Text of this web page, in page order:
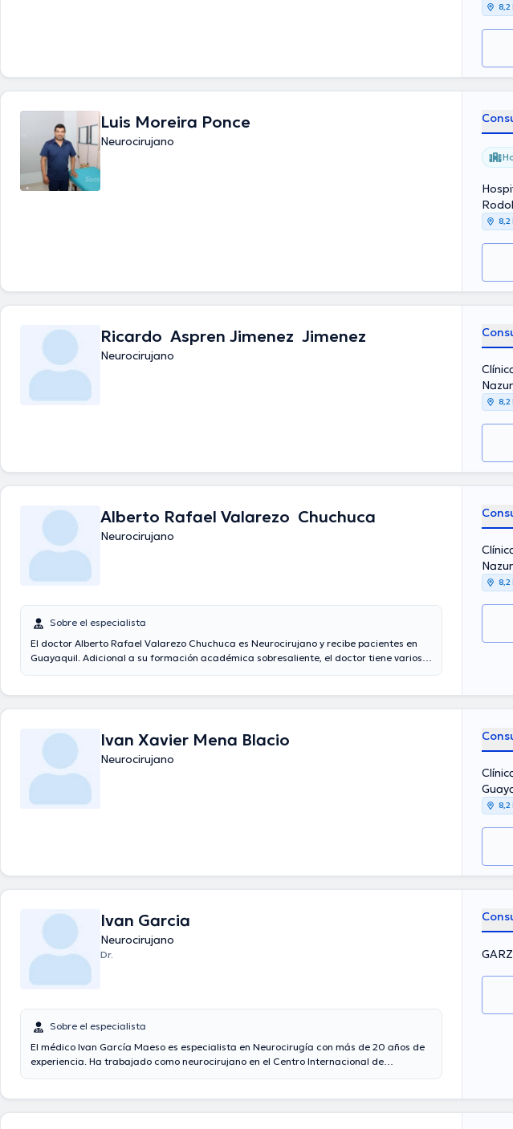
8,2
Luis Moreira Ponce
Neurocirujano
8,2
Ricardo Aspren Jimenez Jimenez
Neurocirujano
8,2
Alberto Rafael Valarezo Chuchuca
Neurocirujano
Sobre el especialista
El doctor Alberto Rafael Valarezo Chuchuca es Neurocirujano y recibe pacientes en
Guayaquil. Adicional a su formación académica sobresaliente, el doctor tiene varios
en su campo de especialización y ha compartido diferentes publicaciones.
8,2
Ivan Xavier Mena Blacio
Neurocirujano
8,2
Ivan Garcia
Neurocirujano
Dr.
Sobre el especialista
El médico Ivan García Maeso es especialista en Neurocirugía con más de 20 años de
experiencia. Ha trabajado como neurocirujano en el Centro Internacional de